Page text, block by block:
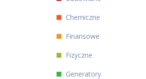
Chemiczne
Finansowe
Fizyczne
Generatory